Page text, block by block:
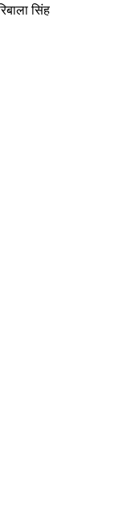
सिंह